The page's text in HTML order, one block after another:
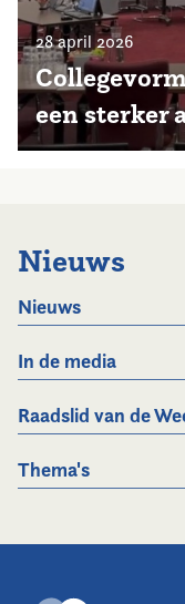
28 april 2026
een sterker
Nieuws
Nieuws
In de media
Raadslid van de
Thema's